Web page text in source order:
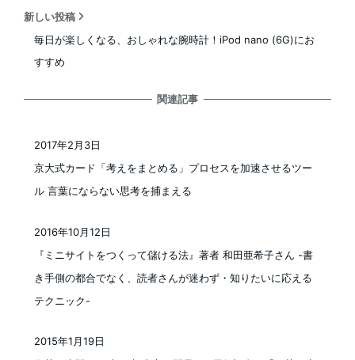
新しい投稿
毎日が楽しくなる、おしゃれな腕時計！iPod nano (6G)にお
すすめ
関連記事
京大式カード「考えをまとめる」プロセスを加速させるツー
ル 言葉にならない思考を捕まえる
2017年2月3日
『ミニサイトをつくって儲ける法』著者 和田亜希子さん -書
き手側の都合でなく、読者さんが迷わず・知りたいに応える
テクニック-
2016年10月12日
2015年1月19日